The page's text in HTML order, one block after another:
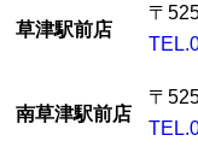
草津駅前店
〒
南草津駅前店
〒